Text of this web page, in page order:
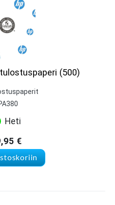
(500)
Heti
€